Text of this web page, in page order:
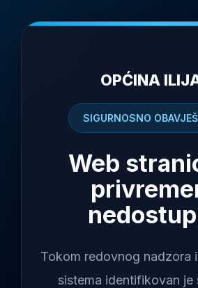
OPĆINA
SIGURNOSNO
Web
Tokom redovnog nadzora
sistema identifikovan je